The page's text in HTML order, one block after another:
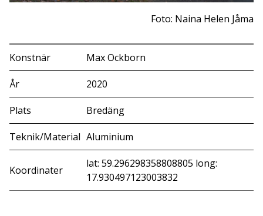
Foto: Naina Helen Jåma
Konstnär Max Ockborn
År 2020
Plats Bredäng
Teknik/Material Aluminium
Koordinater
lat: 59.296298358808805 long:
17.930497123003832